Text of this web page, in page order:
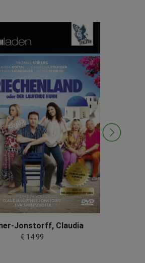
Jonstorff, Claudia
€ 14.99